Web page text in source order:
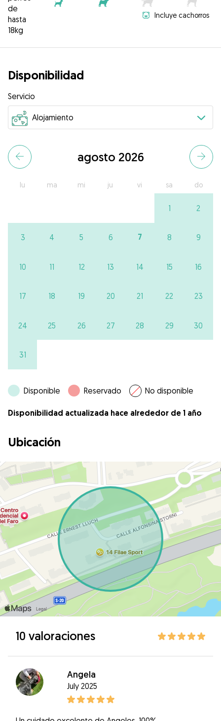
de
hasta
18kg
Incluye cachorros
Disponibilidad
Servicio
agosto 2026
lu ma mi ju vi sa do
1 2
3 4 5 6 7 8 9
10 11 12 13 14 15 16
17 18 19 20 21 22 23
24 25 26 27 28 29 30
31
Disponible Reservado No disponible
Disponibilidad actualizada hace alrededor de 1 año
Ubicación
10 valoraciones
Angela
July 2025